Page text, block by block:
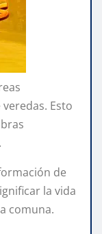
Esto
de
la vida
comuna.